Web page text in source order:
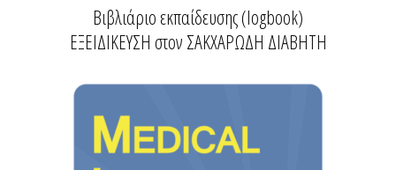
Βιβλιάριο εκπαίδευσης (logbook)
ΕΞΕΙΔΙΚΕΥΣΗ στον ΣΑΚΧΑΡΩΔΗ ΔΙΑΒΗΤΗ